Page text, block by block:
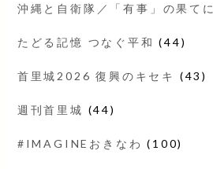
沖縄と自衛隊／「有事」の果てに
たどる記憶 つなぐ平和 (44)
首里城2026 復興のキセキ (43)
週刊首里城 (44)
#IMAGINEおきなわ (100)